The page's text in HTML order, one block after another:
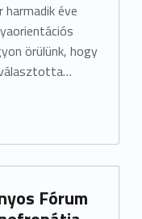
harmadik éve
örülünk, hogy
Fórum